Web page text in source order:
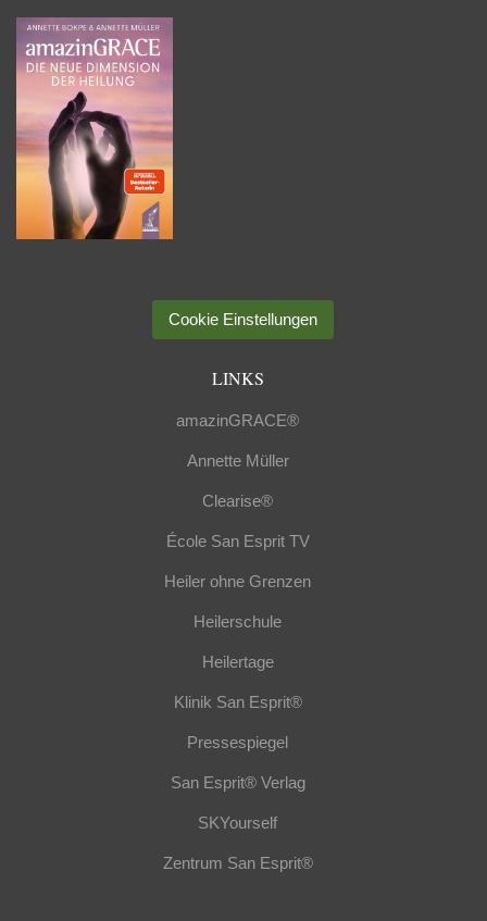
Cookie Einstellungen
LINKS
amazinGRACE®
Annette Müller
Clearise®
École San Esprit TV
Heiler ohne Grenzen
Heilerschule
Heilertage
Klinik San Esprit®
Pressespiegel
San Esprit® Verlag
SKYourself
Zentrum San Esprit®